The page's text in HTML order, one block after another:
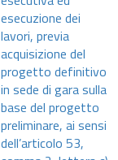
esecuzione dei
lavori, previa
acquisizione del
progetto definitivo
in sede di gara sulla
base del progetto
preliminare, ai sensi
dell’articolo 53,